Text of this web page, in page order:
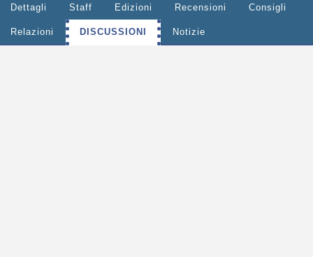
Dettagli Staff Edizioni Recensioni Consigli
Relazioni DISCUSSIONI Notizie